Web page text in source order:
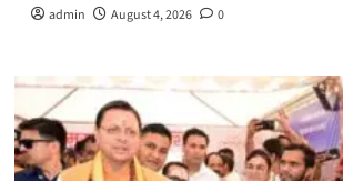
admin August 4, 2026 0